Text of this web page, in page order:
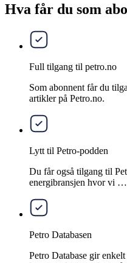
Hva får du som
Full tilgang til petro.no
Som abonnent får du
artikler på Petro.no.
Lytt til Petro-podden
Du får også tilgang til
energibransjen hvor vi …
Petro Databasen
Petro Database gir